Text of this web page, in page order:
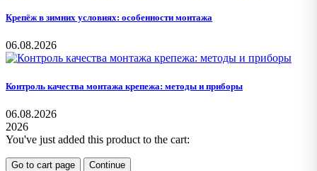
Крепёж в зимних условиях: особенности монтажа
06.08.2026
Контроль качества монтажа крепежа: методы и приборы
06.08.2026
2026
You've just added this product to the cart:
Go to cart page Continue